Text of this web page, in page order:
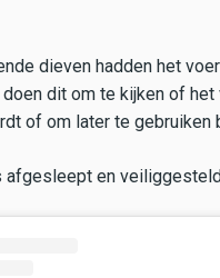
dieven hadden het
dit om te kijken of het
of om later te gebruiken
afgesleept en